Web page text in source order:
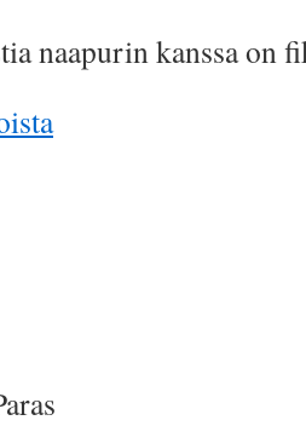
naapurin kanssa on